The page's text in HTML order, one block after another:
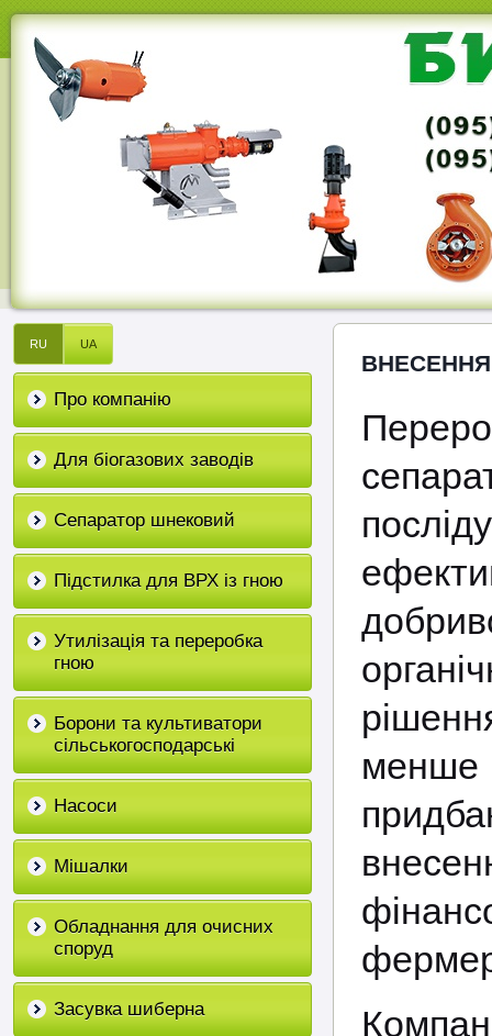
RU UA
Про компанію
Для біогазових заводів
Сепаратор шнековий
Підстилка для ВРХ із гною
Утилізація та переробка
гною
Борони та культиватори
сільськогосподарські
Насоси
Мішалки
Обладнання для очисних
споруд
Засувка шиберна
менше